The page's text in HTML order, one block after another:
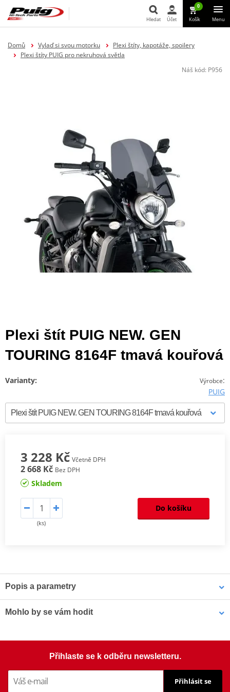
Hledat
Hledat Účet
0
Košík Menu
Domů Vylaď si svou motorku
Plexi štíty, kapotáže, spoilery
Plexi štíty PUIG pro nekruhová světla
Náš kód: P956
Plexi štít PUIG NEW. GEN
TOURING 8164F tmavá kouřová
Výrobce:
PUIG
Varianty:
3 228 Kč Včetně DPH
2 668 Kč Bez DPH
Skladem
(ks)
Do košíku
Popis a parametry
PDF Aerodynamic test
PDF Mounting instruction
Mohlo by se vám hodit
Přihlaste se k odběru newsletteru.
Přihlásit se